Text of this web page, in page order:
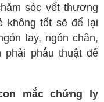
sóc vết thương
không tốt sẽ để lại
tay, ngón chân,
phải phẫu thuật để
mắc chứng ly